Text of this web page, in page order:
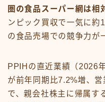
圏の食品スーパー網は相
ンピック買収で一気に約
の食品売場での競争力が
PPIHの直近業績（2026
が前年同期比7.2%増、
で、親会社株主に帰属す